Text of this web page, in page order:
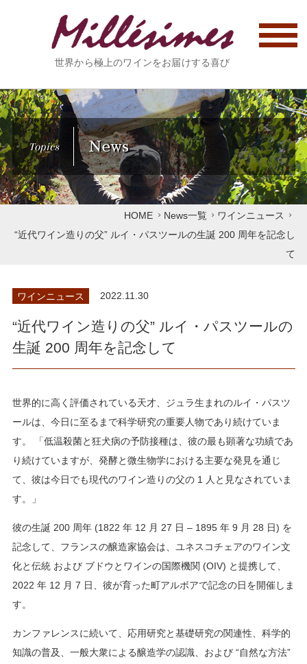
世界から極上のワインをお届けする喜び
Topics News
HOME News一覧
ワインニュース
“近代ワイン造りの父” ルイ・パスツールの生誕 200 周年を記念し
て
ワインニュース 2022.11.30
“近代ワイン造りの父” ルイ・パスツールの
生誕 200 周年を記念して
世界的に高く評価されている天才、ジュラ生まれのルイ・パスツ
ールは、今日に至るまで科学研究の重要人物であり続けていま
す。 「低温殺菌と狂犬病の予防接種は、彼の最も顕著な功績であ
り続けていますが、発酵と微生物学における主要な発見を通じ
て、彼は今日でも現代のワイン造りの父の 1 人と見なされていま
す。」
彼の生誕 200 周年 (1822 年 12 月 27 日 – 1895 年 9 月 28 日) を
記念して、フランスの醸造家協会は、ユネスコチェアのワイン文
化と伝統 および ブドウとワインの国際機関 (OIV) と提携して、
2022 年 12 月 7 日、彼が育った町アルボアで記念の日を開催しま
す。
カンファレンスに続いて、応用研究と基礎研究の関連性、科学的
知識の普及、一般大衆による醸造学の認識、および “自然な方法”